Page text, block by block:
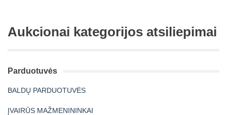
Aukcionai kategorijos atsiliepimai
Parduotuvės
BALDŲ PARDUOTUVĖS
ĮVAIRŪS MAŽMENININKAI